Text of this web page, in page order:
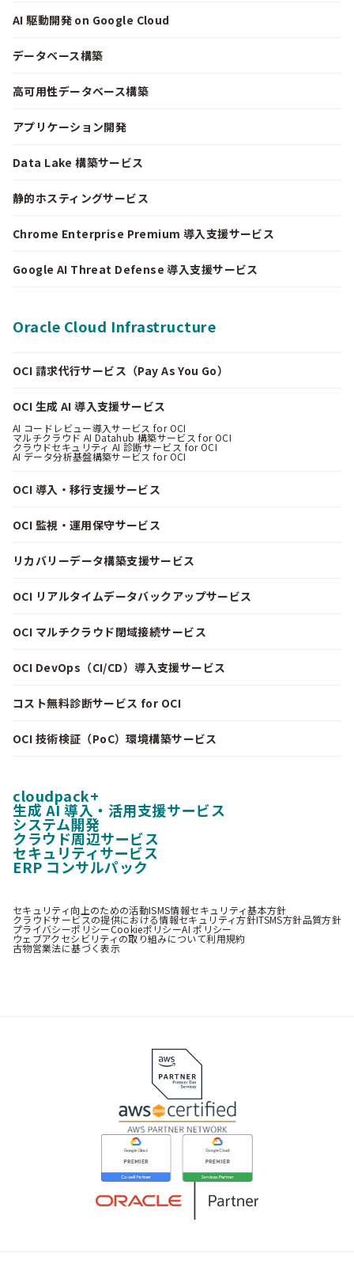
AI 駆動開発 on Google Cloud
データベース構築
高可用性データベース構築
アプリケーション開発
Data Lake 構築サービス
静的ホスティングサービス
Chrome Enterprise Premium 導入支援サービス
Google AI Threat Defense 導入支援サービス
Oracle Cloud Infrastructure
OCI 請求代行サービス（Pay As You Go）
OCI 生成 AI 導入支援サービス
AI コードレビュー導入サービス for OCI
マルチクラウド AI Datahub 構築サービス for OCI
クラウドセキュリティ AI 診断サービス for OCI
AI データ分析基盤構築サービス for OCI
OCI 導入・移行支援サービス
OCI 監視・運用保守サービス
リカバリーデータ構築支援サービス
OCI リアルタイムデータバックアップサービス
OCI マルチクラウド閉域接続サービス
OCI DevOps（CI/CD）導入支援サービス
コスト無料診断サービス for OCI
OCI 技術検証（PoC）環境構築サービス
cloudpack+
生成 AI 導入・活用支援サービス
システム開発
クラウド周辺サービス
セキュリティサービス
ERP コンサルパック
セキュリティ向上のための活動ISMS情報セキュリティ基本方針
クラウドサービスの提供における情報セキュリティ方針ITSMS方針品質方針
プライバシーポリシーCookieポリシーAI ポリシー
ウェブアクセシビリティの取り組みについて利用規約
古物営業法に基づく表示